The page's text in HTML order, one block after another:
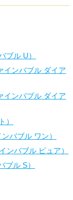
ブル U）
インバブル ダイア
インバブル ダイア
）
バブル ワン）
ンバブル ピュア）
ブル S）